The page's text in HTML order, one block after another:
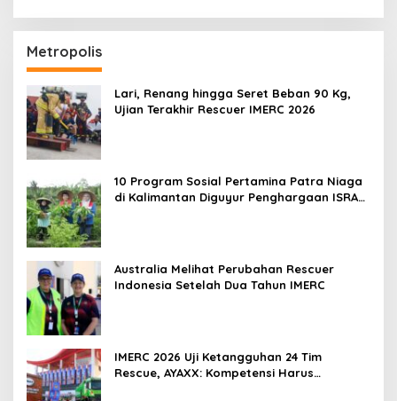
Metropolis
Lari, Renang hingga Seret Beban 90 Kg,
Ujian Terakhir Rescuer IMERC 2026
10 Program Sosial Pertamina Patra Niaga
di Kalimantan Diguyur Penghargaan ISRA
Australia Melihat Perubahan Rescuer
Indonesia Setelah Dua Tahun IMERC
IMERC 2026 Uji Ketangguhan 24 Tim
Rescue, AYAXX: Kompetensi Harus